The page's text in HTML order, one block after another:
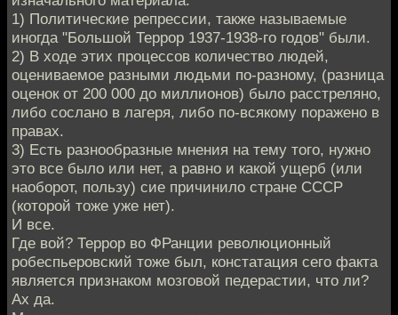
1) Политические репрессии, также называемые
иногда "Большой Террор 1937-1938-го годов" были.
2) В ходе этих процессов количество людей,
оцениваемое разными людьми по-разному, (разница
оценок от 200 000 до миллионов) было расстреляно,
либо сослано в лагеря, либо по-всякому поражено в
правах.
3) Есть разнообразные мнения на тему того, нужно
это все было или нет, а равно и какой ущерб (или
наоборот, пользу) сие причинило стране СССР
(которой тоже уже нет).
И все.
Где вой? Террор во ФРанции революционный
робеспьеровский тоже был, констатация сего факта
является признаком мозговой педерастии, что ли?
Ах да.